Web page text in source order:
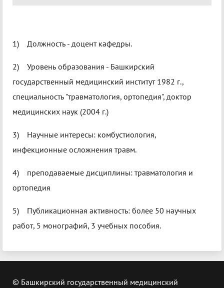
1) Должность - доцент кафедры.
2) Уровень образования - Башкирский
государственный медицинский институт 1982 г.,
специальность "травматология, ортопедия", доктор
медицинских наук (2004 г.)
3) Научные интересы: комбустиология,
инфекционные осложнения травм.
4) преподаваемые дисциплины: травматология и
ортопедия
5) Публикационная активность: более 50 научных
работ, 5 монографий, 3 учебных пособия.
© Башкирский государственный медицинский